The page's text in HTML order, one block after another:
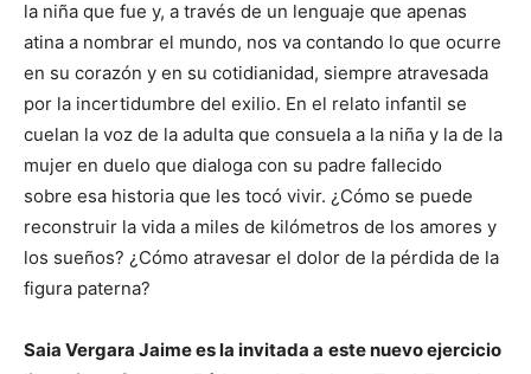
la niña que fue y, a través de un lenguaje que apenas
atina a nombrar el mundo, nos va contando lo que ocurre
en su corazón y en su cotidianidad, siempre atravesada
por la incertidumbre del exilio. En el relato infantil se
cuelan la voz de la adulta que consuela a la niña y la de la
mujer en duelo que dialoga con su padre fallecido
sobre esa historia que les tocó vivir. ¿Cómo se puede
reconstruir la vida a miles de kilómetros de los amores y
los sueños? ¿Cómo atravesar el dolor de la pérdida de la
figura paterna?
Saia Vergara Jaime es la invitada a este nuevo ejercicio